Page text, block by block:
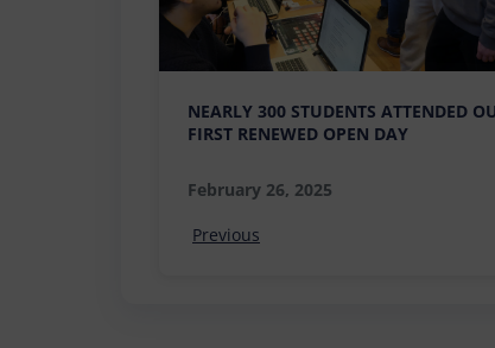
NEARLY 300 STUDENTS ATTENDED
FIRST RENEWED OPEN DAY
February 26, 2025
Previous